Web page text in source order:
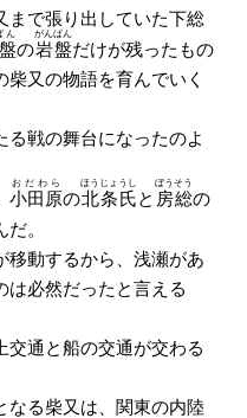
まで張り出していた下総
ん
の岩盤
がんばん
だけが残ったもの
又の物語を育んでいく
戦の舞台になったのよ
小田原
おだわら
の北条氏
ほうじょうし
と 房総
ぼうそう
の
。
移動するから、浅瀬があ
は必然だったと言える
交通と船の交通が交わる
なる柴又は、関東の内陸